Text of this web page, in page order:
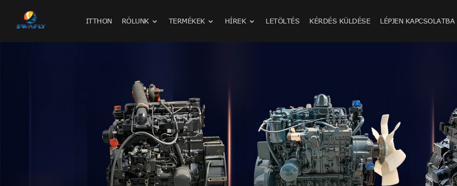
ITTHON RÓLUNK TERMÉKEK HÍREK LETÖLTÉS KÉRDÉS KÜLDÉSE LÉPJEN KAPCSOLATBA